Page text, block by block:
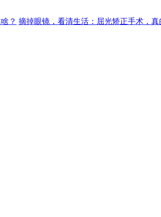
？ 摘掉眼镜，看清生活：屈光矫正手术，真